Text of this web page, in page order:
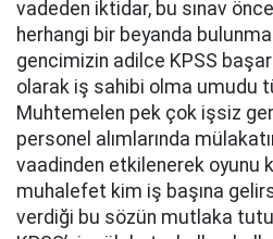
vadeden iktidar, bu sınav
herhangi bir beyanda
gencimizin adilce KPSS
olarak iş sahibi olma umudu
Muhtemelen pek çok işsiz
personel alımlarında
vaadinden etkilenerek oyunu
muhalefet kim iş başına
verdiği bu sözün mutlaka